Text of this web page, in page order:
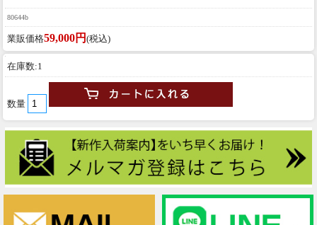
80644b
業販価格59,000円 (税込)
在庫数:1
数量